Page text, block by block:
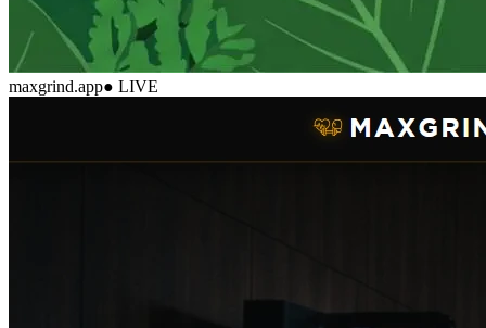
maxgrind.app● LIVE